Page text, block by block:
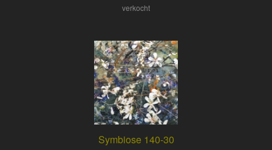
verkocht
Symbiose 140-30